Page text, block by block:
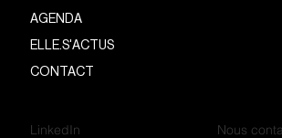
AGENDA
ELLE.S'ACTUS
CONTACT
Nous
LinkedIn